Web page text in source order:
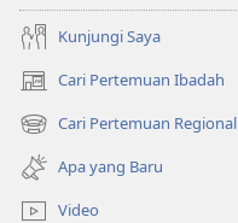
Kunjungi Saya
Cari Pertemuan Ibadah
(terbuka
di
window
baru)
Cari Pertemuan Regional
(terbuka
di
window
baru)
Apa yang Baru
Video